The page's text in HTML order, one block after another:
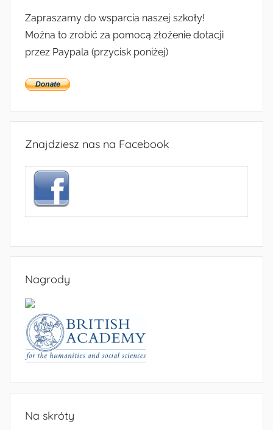
Zapraszamy do wsparcia naszej szkoły!
Można to zrobić za pomocą złożenie dotacji
przez Paypala (przycisk poniżej)
Znajdziesz nas na Facebook
Nagrody
Na skróty